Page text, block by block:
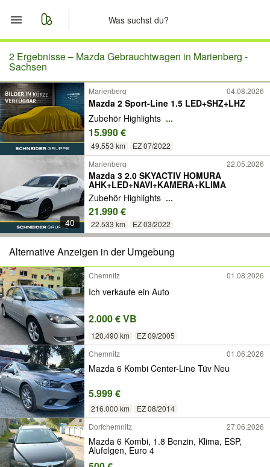
Start
Merkliste
Nachrichten
Anzeige aufgeben
2 Ergebnisse – Mazda Gebrauchtwagen in Marienberg -
Sachsen
Marienberg 04.08.2026
Mazda 2 Sport-Line 1.5 LED+SHZ+LHZ
Zubehör Highlights ...
15.990 €
49.553 km EZ 07/2022
40
Marienberg 22.05.2026
Mazda 3 2.0 SKYACTIV HOMURA
AHK+LED+NAVI+KAMERA+KLIMA
Zubehör Highlights ...
21.990 €
22.533 km EZ 03/2022
Alternative Anzeigen in der Umgebung
Chemnitz 01.08.2026
Ich verkaufe ein Auto
2.000 € VB
120.490 km
EZ 09/2005
Chemnitz
01.06.2026
Mazda 6 Kombi Center-Line Tüv Neu
5.999 €
216.000 km
EZ 08/2014
Dorfchemnitz
27.06.2026
Mazda 6 Kombi, 1.8 Benzin, Klima, ESP,
Alufelgen, Euro 4